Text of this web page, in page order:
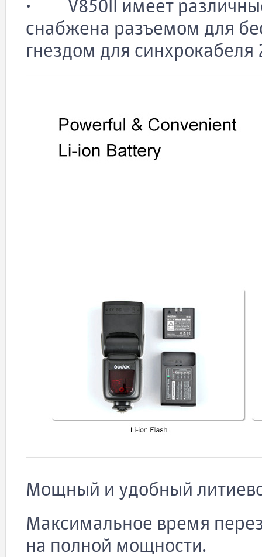
· V850II имеет
снабжена разъемом для
гнездом для синхрокабеля
Мощный и удобный
Максимальное время
на полной мощности.